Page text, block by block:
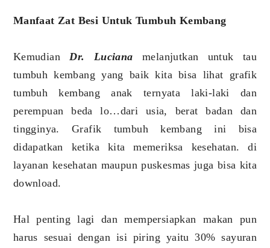
Manfaat Zat Besi Untuk Tumbuh Kembang
Kemudian Dr. Luciana melanjutkan untuk tau
tumbuh kembang yang baik kita bisa lihat grafik
tumbuh kembang anak ternyata laki-laki dan
perempuan beda lo…dari usia, berat badan dan
tingginya. Grafik tumbuh kembang ini bisa
didapatkan ketika kita memeriksa kesehatan. di
layanan kesehatan maupun puskesmas juga bisa kita
download.
Hal penting lagi dan mempersiapkan makan pun
harus sesuai dengan isi piring yaitu 30% sayuran